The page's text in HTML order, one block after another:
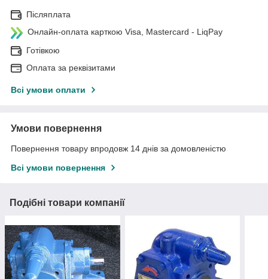
Післяплата
Онлайн-оплата карткою Visa, Mastercard - LiqPay
Готівкою
Оплата за реквізитами
Всі умови оплати
Умови повернення
Повернення товару впродовж 14 днів за домовленістю
Всі умови повернення
Подібні товари компанії